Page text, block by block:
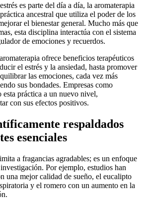
es parte del día a día, la aromaterapia
ancestral que utiliza el poder de los
el bienestar general. Mucho más que
esta disciplina interactúa con el sistema
de emociones y recuerdos.
ofrece beneficios terapéuticos
el estrés y la ansiedad, hasta promover
las emociones, cada vez más
sus bondades. Empresas como
práctica a un nuevo nivel,
con sus efectos positivos.
respaldados
esenciales
a fragancias agradables; es un enfoque
Por ejemplo, estudios han
una mejor calidad de sueño, el eucalipto
y el romero con un aumento en la